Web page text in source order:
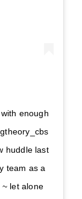
enough
huddle last
team as a
let alone